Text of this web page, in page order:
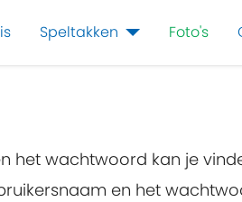
Speltakken Foto's
het wachtwoord kan je
en het